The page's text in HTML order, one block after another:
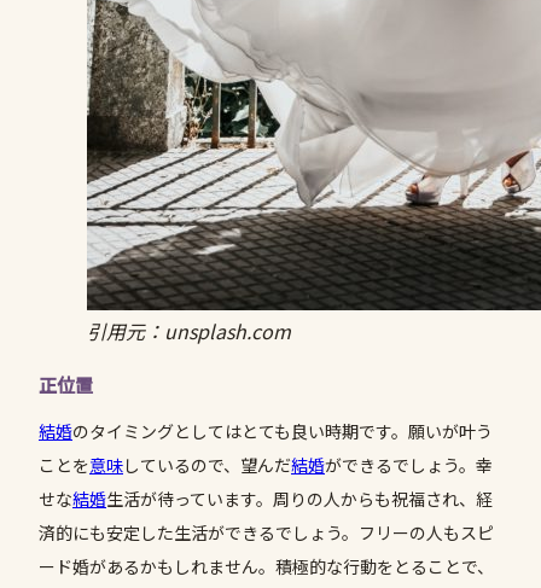
引用元：unsplash.com
正位置
結婚のタイミングとしてはとても良い時期です。願いが叶う
ことを意味しているので、望んだ結婚ができるでしょう。幸
せな結婚生活が待っています。周りの人からも祝福され、経
済的にも安定した生活ができるでしょう。フリーの人もスピ
ード婚があるかもしれません。積極的な行動をとることで、